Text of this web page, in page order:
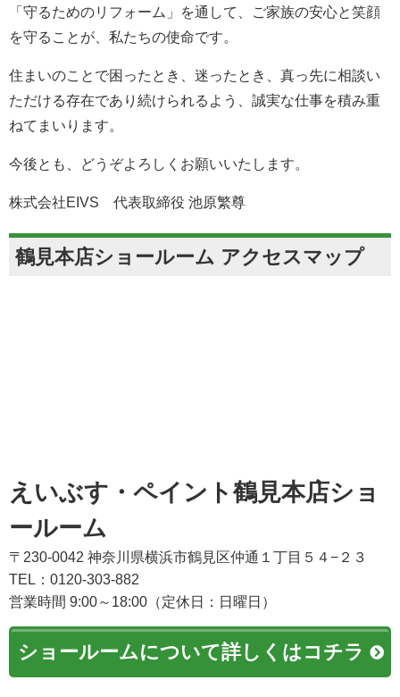
「守るためのリフォーム」を通して、ご家族の安心と笑顔
を守ることが、私たちの使命です。
住まいのことで困ったとき、迷ったとき、真っ先に相談い
ただける存在であり続けられるよう、誠実な仕事を積み重
ねてまいります。
今後とも、どうぞよろしくお願いいたします。
株式会社EIVS 代表取締役 池原繁尊
鶴見本店ショールーム アクセスマップ
えいぶす・ペイント鶴見本店ショ
ールーム
〒230-0042 神奈川県横浜市鶴見区仲通１丁目５４−２３
TEL：0120-303-882
営業時間 9:00～18:00（定休日：日曜日）
ショールームについて詳しくはコチラ